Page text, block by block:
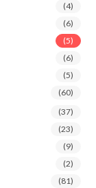
(4)
(6)
(5)
(6)
(5)
(60)
(37)
(23)
(9)
(2)
(81)